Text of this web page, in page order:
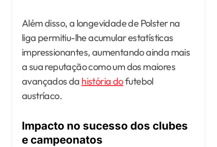
Além disso, a longevidade de Polster na
liga permitiu-lhe acumular estatísticas
impressionantes, aumentando ainda mais
a sua reputação como um dos maiores
avançados da história dofutebol
austríaco.
Impacto no sucesso dos clubes
e campeonatos